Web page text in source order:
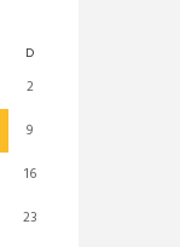
D
2
9
16
23